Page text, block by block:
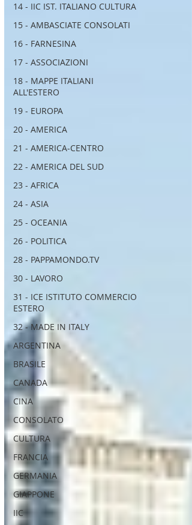
14 - IIC IST. ITALIANO CULTURA
15 - AMBASCIATE CONSOLATI
16 - FARNESINA
17 - ASSOCIAZIONI
18 - MAPPE ITALIANI
ALL'ESTERO
19 - EUROPA
20 - AMERICA
21 - AMERICA-CENTRO
22 - AMERICA DEL SUD
23 - AFRICA
24 - ASIA
25 - OCEANIA
26 - POLITICA
28 - PAPPAMONDO.TV
30 - LAVORO
31 - ICE ISTITUTO COMMERCIO
ESTERO
32 - MADE IN ITALY
ARGENTINA
BRASILE
CANADA
CINA
CONSOLATO
CULTURA
FRANCIA
GERMANIA
GIAPPONE
IIC